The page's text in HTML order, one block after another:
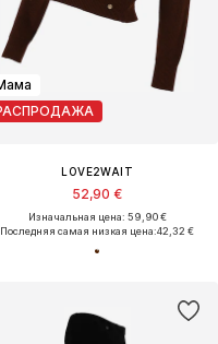
LOVE2WAIT
52,90 €
Изначальная цена: 59,90 €
Последняя самая низкая цена:42,32 €